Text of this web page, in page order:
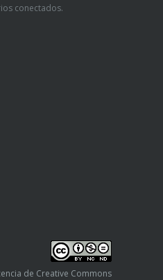
conectados.
de Creative Commons